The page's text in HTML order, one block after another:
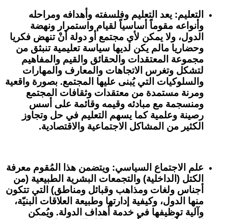
التعليم: يعد التعليم وفلسفته وأهدافه ومراحله
وأنواعه مقوماً أساسياً لقيام واستمرار ونهضة
الدول، ولا يمكن لأي مجتمع أو دولة أنْ تنهض فكريا
وحضاريا مالم يكن لديها سياسة تعليمية تنبثق من
مجموعة المعتقدات والحقائق والقيم والمفاهيم
لتشكل وتغرس الاتجاهات والمعارف والمهارات
والسلوكيات التي يُبنى عليها المجتمع. بصورة واقعية
ومرنة مستمدة من معتقدات وثقافات المجتمع
ومنسجمة مع مبادئه وقيمه وقائمة على أسس
رصينة وعلمية كما يسهم التعليم في حل وتجاوز
الكثير من المشاكل الاجتماعية والاقتصادية.
علم الاجتماع السياسي: ويتضمن هذا المُقوم معرفة
الكتل (الداخلية) والتجمعات البشرية الطبيعية (من
أجناس ولغات ومذاهب وقبائل ومناطق) التي تتكون
منها الدول، وكيفية إدارتها وطبيعة العلاقات البنيّة،
وآلية توظيفها في خدمة أهداف الدولة. ويُمكن